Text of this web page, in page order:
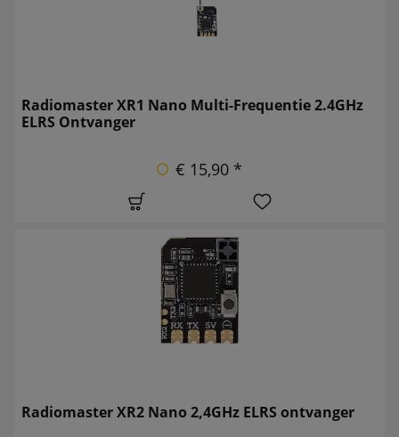
Radiomaster XR1 Nano Multi-Frequentie 2.4GHz
ELRS Ontvanger
€ 15,90 *
Radiomaster XR2 Nano 2,4GHz ELRS ontvanger